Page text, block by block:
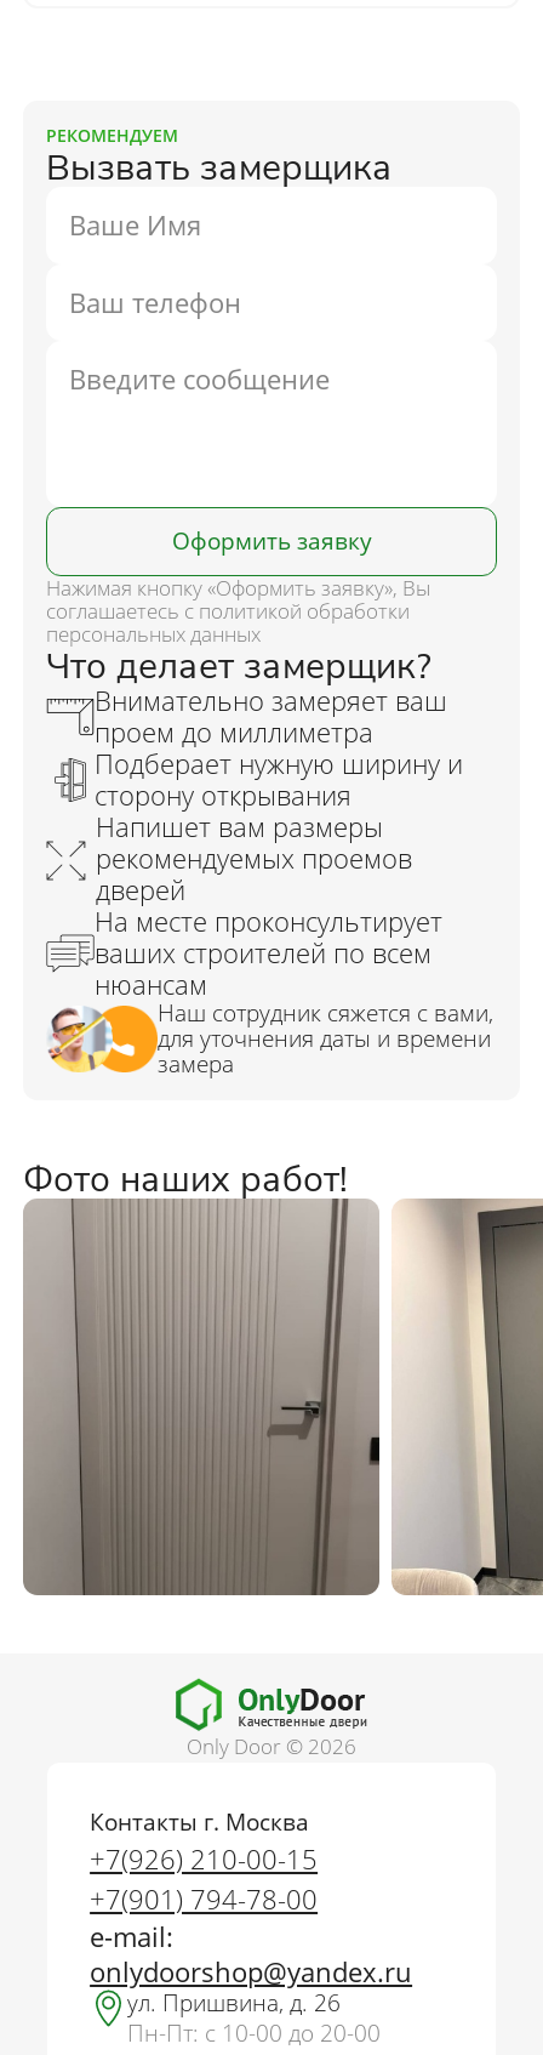
РЕКОМЕНДУЕМ
Вызвать замерщика
Оформить заявку
Нажимая кнопку «Оформить заявку», Вы
соглашаетесь с политикой обработки
персональных данных
Фото наших работ!
Only Door © 2026
Контакты г. Москва
+7(926) 210-00-15
+7(901) 794-78-00
e-mail:
onlydoorshop@yandex.ru
ул. Пришвина, д. 26
Пн-Пт: с 10-00 до 20-00